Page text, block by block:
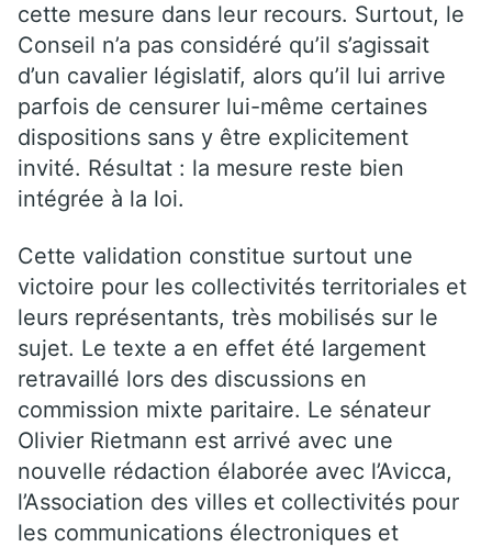
cette mesure dans leur recours. Surtout, le
Conseil n’a pas considéré qu’il s’agissait
d’un cavalier législatif, alors qu’il lui arrive
parfois de censurer lui-même certaines
dispositions sans y être explicitement
invité. Résultat : la mesure reste bien
intégrée à la loi.
Cette validation constitue surtout une
victoire pour les collectivités territoriales et
leurs représentants, très mobilisés sur le
sujet. Le texte a en effet été largement
retravaillé lors des discussions en
commission mixte paritaire. Le sénateur
Olivier Rietmann est arrivé avec une
nouvelle rédaction élaborée avec l’Avicca,
l’Association des villes et collectivités pour
les communications électroniques et